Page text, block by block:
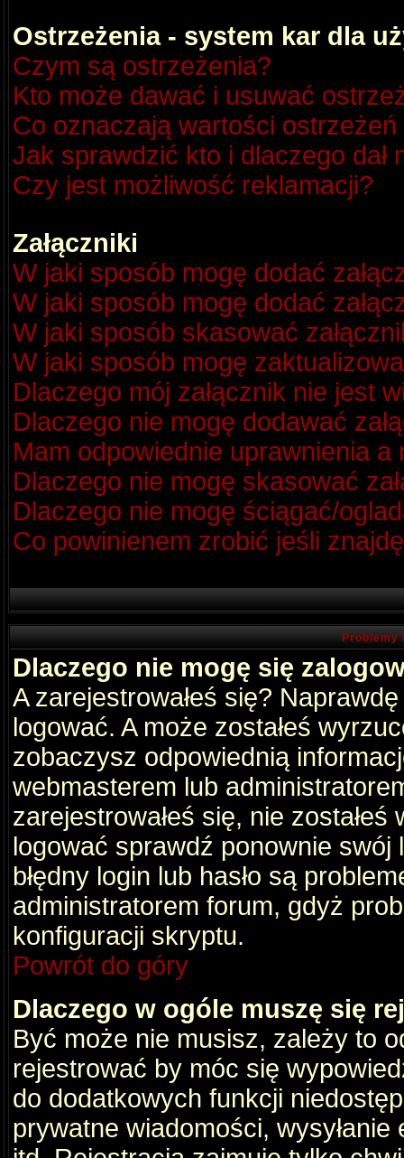
Ostrzeżenia - system kar dla
Czym są ostrzeżenia?
Kto może dawać i usuwać
Co oznaczają wartości
Jak sprawdzić kto i dlaczego dał
Czy jest możliwość reklamacji?
Załączniki
W jaki sposób mogę dodać
W jaki sposób mogę dodać
W jaki sposób skasować
W jaki sposób mogę
Dlaczego mój załącznik nie jest
Dlaczego nie mogę dodawać
Mam odpowiednie uprawnienia a
Dlaczego nie mogę skasować
Dlaczego nie mogę ściągać/
Co powinienem zrobić jeśli
Problemy
Dlaczego nie mogę się
A zarejestrowałeś się?
logować. A może zostałeś
zobaczysz odpowiednią
webmasterem lub
zarejestrowałeś się, nie
logować sprawdź ponownie swój
błędny login lub hasło są
administratorem forum, gdyż
konfiguracji skryptu.
Powrót do góry
Dlaczego w ogóle muszę się
Być może nie musisz, zależy to
rejestrować by móc się
do dodatkowych funkcji
prywatne wiadomości,